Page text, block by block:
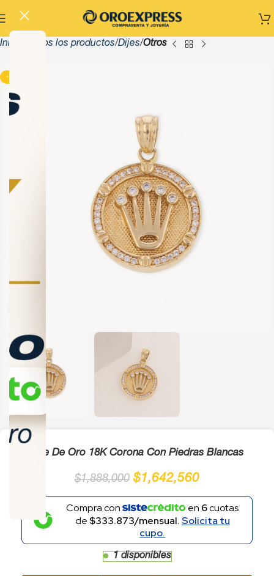
Inicio Todos los productos Dijes Otros
-13%
Dije De Oro 18K Corona Con Piedras Blancas
$1,888,000 $1,642,560
Compra con en 6cuotas
de $333.873/mensual.Solicita tu
cupo.
1 disponibles